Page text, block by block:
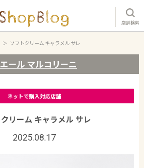
店舗検索
ソフトクリーム キャラメル サレ
ール マルコリーニ
ネットで購入対応店舗
リーム キャラメル サレ
2025.08.17